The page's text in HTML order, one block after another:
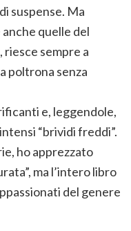
suspense. Ma
quelle del
sempre a
poltrona senza
e, leggendole,
“brividi freddi”.
ho apprezzato
ma l’intero libro
del genere